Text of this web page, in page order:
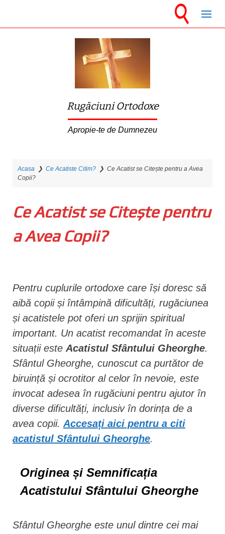
Rugăciuni Ortodoxe
Apropie-te de Dumnezeu
Acasa ❯ Ce Acatiste Citim? ❯ Ce Acatist se Citește pentru a Avea
Copii?
Ce Acatist se Citește pentru
a Avea Copii?
Pentru cuplurile ortodoxe care își doresc să
aibă copii și întâmpină dificultăți, rugăciunea
și acatistele pot oferi un sprijin spiritual
important. Un acatist recomandat în aceste
situații este Acatistul Sfântului Gheorghe.
Sfântul Gheorghe, cunoscut ca purtător de
biruință și ocrotitor al celor în nevoie, este
invocat adesea în rugăciuni pentru ajutor în
diverse dificultăți, inclusiv în dorința de a
avea copii. Accesați aici pentru a citi
acatistul Sfântului Gheorghe.
Originea și Semnificația
Acatistului Sfântului Gheorghe
Sfântul Gheorghe este unul dintre cei mai